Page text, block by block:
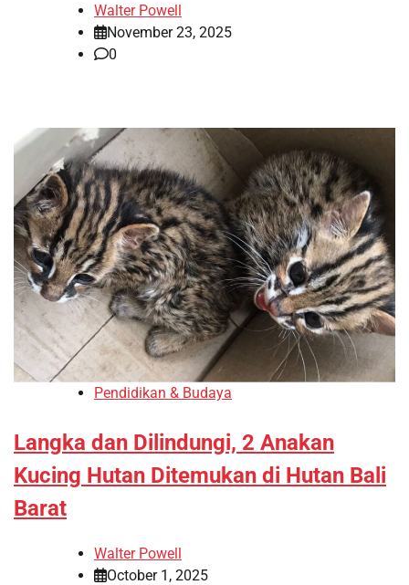
Walter Powell
November 23, 2025
0
Pendidikan & Budaya
Langka dan Dilindungi, 2 Anakan
Kucing Hutan Ditemukan di Hutan Bali
Barat
Walter Powell
October 1, 2025